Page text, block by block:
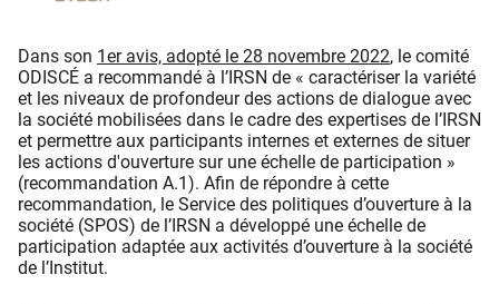
Dans son 1er avis, adopté le 28 novembre 2022, le comité
ODISCÉ a recommandé à l’IRSN de « caractériser la variété
et les niveaux de profondeur des actions de dialogue avec
la société mobilisées dans le cadre des expertises de l’IRSN
et permettre aux participants internes et externes de situer
les actions d'ouverture sur une échelle de participation »
(recommandation A.1). Afin de répondre à cette
recommandation, le Service des politiques d’ouverture à la
société (SPOS) de l’IRSN a développé une échelle de
participation adaptée aux activités d’ouverture à la société
de l’Institut.